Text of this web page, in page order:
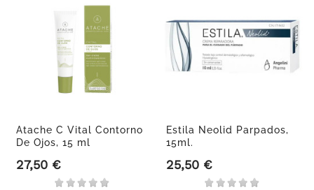
Atache C Vital Contorno
De Ojos, 15 ml
Precio
27,50 €
Estila Neolid Parpados,
15ml.
Precio
25,50 €